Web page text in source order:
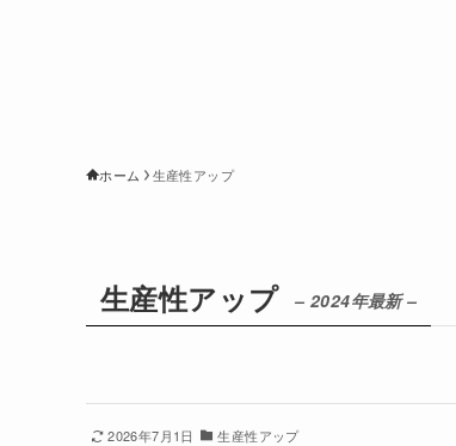
ホーム 生産性アップ
生産性アップ – 2024年最新 –
2026年7月1日 生産性アップ